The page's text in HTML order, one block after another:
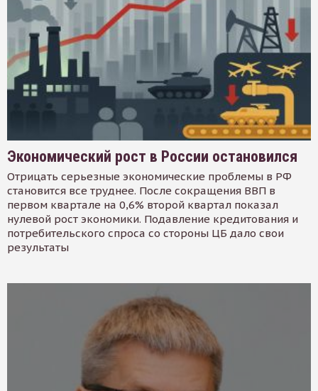
Экономический рост в России остановился
Отрицать серьезные экономические проблемы в РФ
становится все труднее. После сокращения ВВП в
первом квартале на 0,6% второй квартал показал
нулевой рост экономики. Подавление кредитования и
потребительского спроса со стороны ЦБ дало свои
результаты